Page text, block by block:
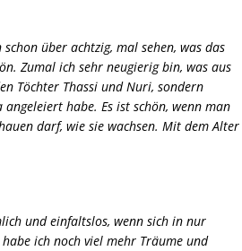
über achtzig, mal sehen, was das
Zumal ich sehr neugierig bin, was aus
Töchter Thassi und Nuri, sondern
habe. Es ist schön, wenn man
darf, wie sie wachsen. Mit dem Alter
und einfaltslos, wenn sich in nur
ich noch viel mehr Träume und